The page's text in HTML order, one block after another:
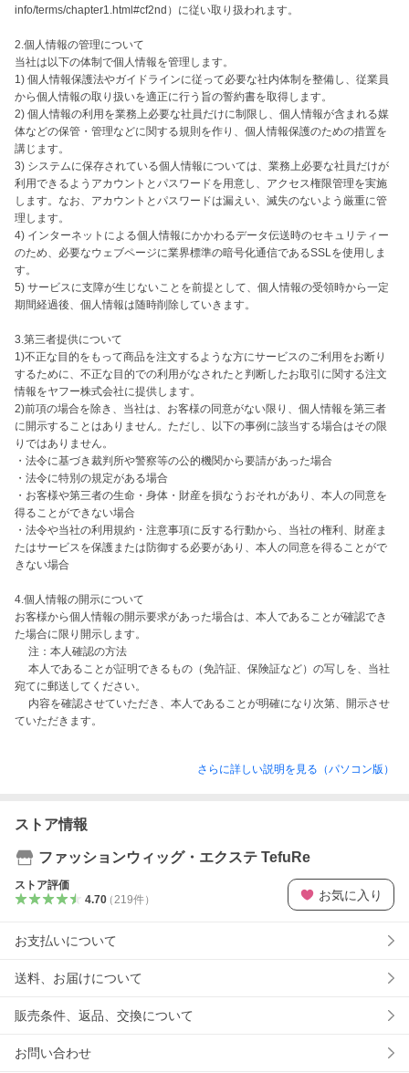
info/terms/chapter1.html#cf2nd）に従い取り扱われます。
2.個人情報の管理について
当社は以下の体制で個人情報を管理します。
1) 個人情報保護法やガイドラインに従って必要な社内体制を整備し、従業員
から個人情報の取り扱いを適正に行う旨の誓約書を取得します。
2) 個人情報の利用を業務上必要な社員だけに制限し、個人情報が含まれる媒
体などの保管・管理などに関する規則を作り、個人情報保護のための措置を
講じます。
3) システムに保存されている個人情報については、業務上必要な社員だけが
利用できるようアカウントとパスワードを用意し、アクセス権限管理を実施
します。なお、アカウントとパスワードは漏えい、滅失のないよう厳重に管
理します。
4) インターネットによる個人情報にかかわるデータ伝送時のセキュリティー
のため、必要なウェブページに業界標準の暗号化通信であるSSLを使用しま
す。
5) サービスに支障が生じないことを前提として、個人情報の受領時から一定
期間経過後、個人情報は随時削除していきます。
3.第三者提供について
1)不正な目的をもって商品を注文するような方にサービスのご利用をお断り
するために、不正な目的での利用がなされたと判断したお取引に関する注文
情報をヤフー株式会社に提供します。
2)前項の場合を除き、当社は、お客様の同意がない限り、個人情報を第三者
に開示することはありません。ただし、以下の事例に該当する場合はその限
りではありません。
・法令に基づき裁判所や警察等の公的機関から要請があった場合
・法令に特別の規定がある場合
・お客様や第三者の生命・身体・財産を損なうおそれがあり、本人の同意を
得ることができない場合
・法令や当社の利用規約・注意事項に反する行動から、当社の権利、財産ま
たはサービスを保護または防御する必要があり、本人の同意を得ることがで
きない場合
4.個人情報の開示について
お客様から個人情報の開示要求があった場合は、本人であることが確認でき
た場合に限り開示します。
注：本人確認の方法
本人であることが証明できるもの（免許証、保険証など）の写しを、当社
宛てに郵送してください。
内容を確認させていただき、本人であることが明確になり次第、開示させ
さらに詳しい説明を見る（パソコン版）
ストア情報
ファッションウィッグ・エクステ TefuRe
ストア評価
4.70（ 219件） お気に入り
お支払いについて
送料、お届けについて
販売条件、返品、交換について
お問い合わせ